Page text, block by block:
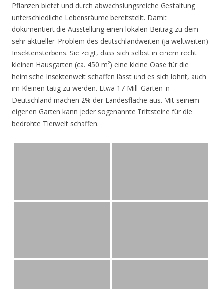
Pflanzen bietet und durch abwechslungsreiche Gestaltung
unterschiedliche Lebensräume bereitstellt. Damit
dokumentiert die Ausstellung einen lokalen Beitrag zu dem
sehr aktuellen Problem des deutschlandweiten (ja weltweiten)
Insektensterbens. Sie zeigt, dass sich selbst in einem recht
kleinen Hausgarten (ca. 450 m²) eine kleine Oase für die
heimische Insektenwelt schaffen lässt und es sich lohnt, auch
im Kleinen tätig zu werden. Etwa 17 Mill. Gärten in
Deutschland machen 2% der Landesfläche aus. Mit seinem
eigenen Garten kann jeder sogenannte Trittsteine für die
bedrohte Tierwelt schaffen.